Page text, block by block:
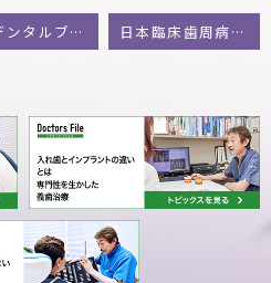
吉川デンタルブログ 日本臨床歯周病学会：福島花明